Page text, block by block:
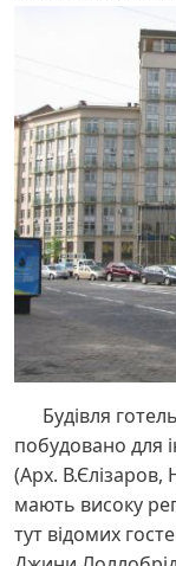
Будівля
побудовано для
(Арх. В.Єлізаров,
мають високу
тут відомих